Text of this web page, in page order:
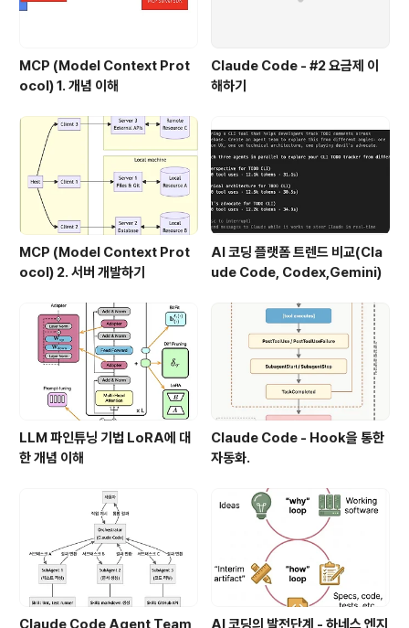
MCP (Model Context Prot
ocol) 1. 개념 이해
Claude Code - #2 요금제 이
해하기
MCP (Model Context Prot
ocol) 2. 서버 개발하기
AI 코딩 플랫폼 트렌드 비교(Cla
ude Code, Codex,Gemini)
LLM 파인튜닝 기법 LoRA에 대
한 개념 이해
Claude Code - Hook을 통한
자동화.
Claude Code Agent Team AI 코딩의 발전단계 - 하네스 엔지